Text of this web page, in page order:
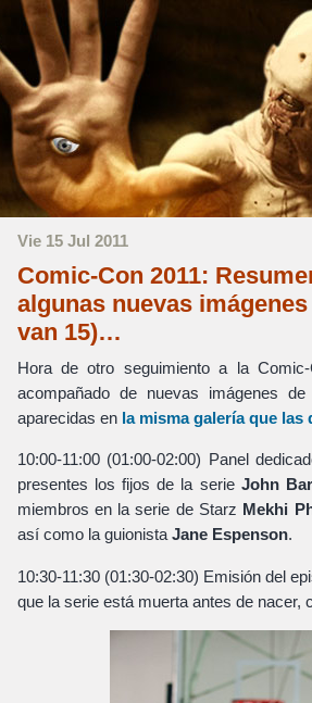
Vie 15 Jul 2011
Comic-Con 2011:
algunas nuevas
van 15)…
Hora de otro seguimiento a la
acompañado de nuevas imágenes de
aparecidas en la misma galería que las
10:00-11:00 (01:00-02:00) Panel
presentes los fijos de la serie John
miembros en la serie de Starz Mekhi
así como la guionista Jane Espenson.
10:30-11:30 (01:30-02:30) Emisión del
que la serie está muerta antes de nacer,